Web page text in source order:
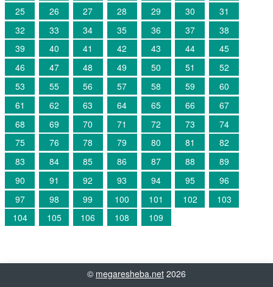
25
26 27 28 29 30
31
32
33 34 35 36 37
38
39
40 41 42 43 44
45
46
47 48 49 50 51
52
53
55 56 57 58 59
60
61
62 63 64 65 66
67
68
69 70 71 72 73
74
75
76 78 79 80 81
82
83
84 85 86 87 88
89
90
91 92 93 94 95
96
97
98 99 100 101 102
103
104
105 106 108 109
© megaresheba.net 2026